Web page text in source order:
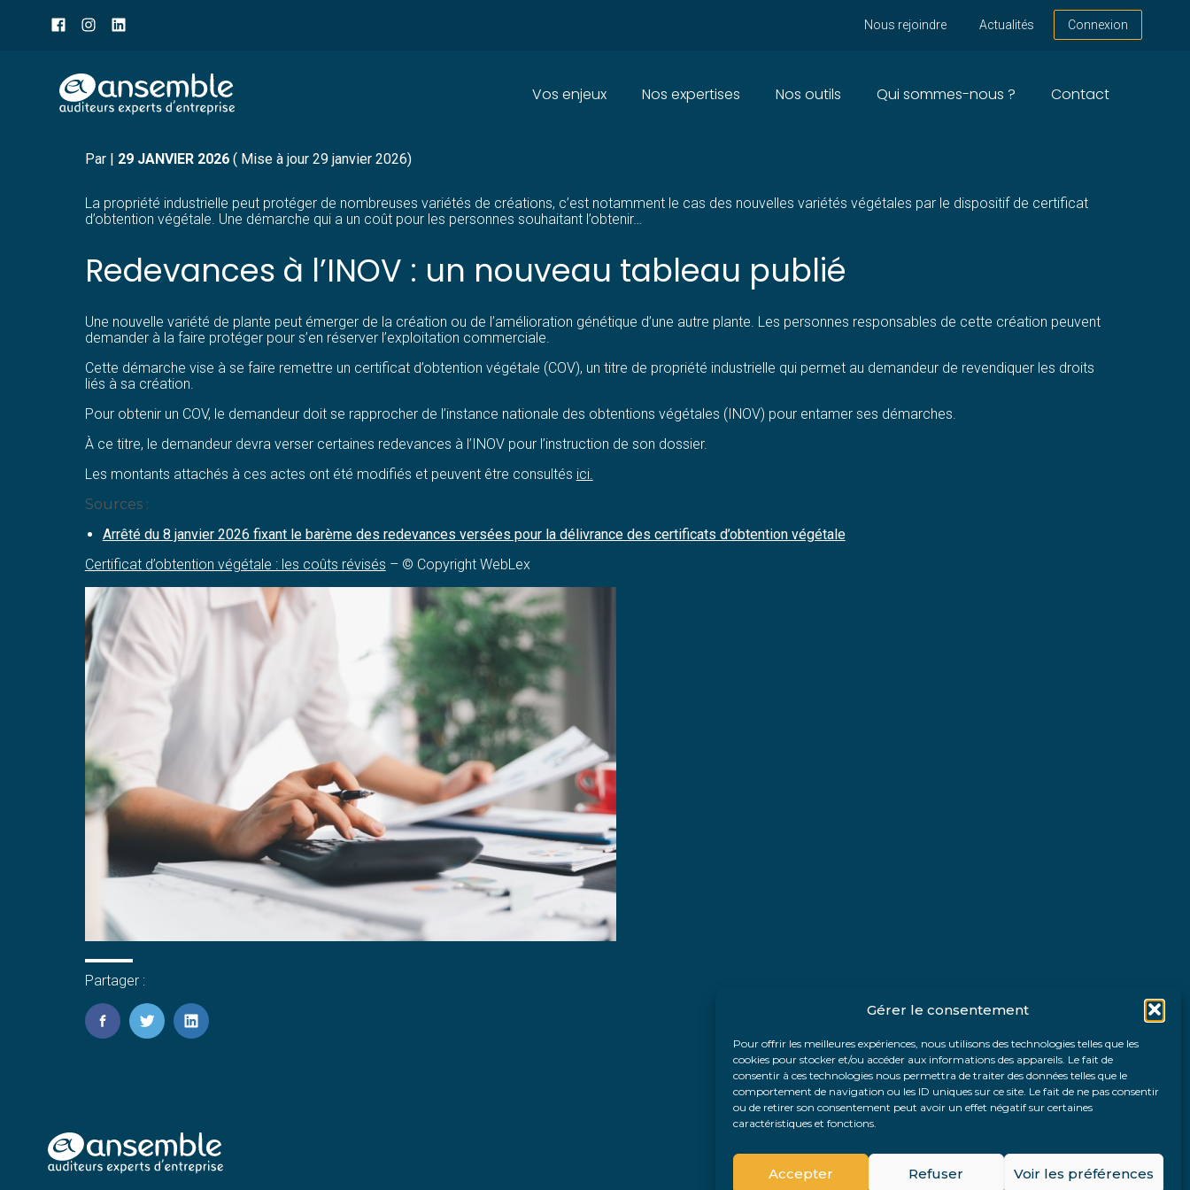
Gérer le consentement
Pour offrir les meilleures expériences, nous utilisons des technologies telles que les
cookies pour stocker et/ou accéder aux informations des appareils. Le fait de
consentir à ces technologies nous permettra de traiter des données telles que le
comportement de navigation ou les ID uniques sur ce site. Le fait de ne pas consentir
ou de retirer son consentement peut avoir un effet négatif sur certaines
caractéristiques et fonctions.
Accepter Refuser Voir les préférences
header
Nous rejoindre Actualités Connexion
Aller
au
Principal
Vos enjeux Nos expertises Nos outils Qui sommes-nous ? Contact
CERTIFICAT D’OBTENTION VÉGÉTALE : LES COÛTS RÉVISÉS
Par | 29 JANVIER 2026( Mise à jour 29 janvier 2026)
La propriété industrielle peut protéger de nombreuses variétés de créations, c’est notamment le cas des nouvelles variétés végétales par le dispositif de certificat
d’obtention végétale. Une démarche qui a un coût pour les personnes souhaitant l’obtenir…
Redevances à l’INOV : un nouveau tableau publié
Une nouvelle variété de plante peut émerger de la création ou de l’amélioration génétique d’une autre plante. Les personnes responsables de cette création peuvent
demander à la faire protéger pour s’en réserver l’exploitation commerciale.
Cette démarche vise à se faire remettre un certificat d’obtention végétale (COV), un titre de propriété industrielle qui permet au demandeur de revendiquer les droits
liés à sa création.
Pour obtenir un COV, le demandeur doit se rapprocher de l’instance nationale des obtentions végétales (INOV) pour entamer ses démarches.
À ce titre, le demandeur devra verser certaines redevances à l’INOV pour l’instruction de son dossier.
Les montants attachés à ces actes ont été modifiés et peuvent être consultés ici.
Sources :
Arrêté du 8 janvier 2026 fixant le barème des redevances versées pour la délivrance des certificats d’obtention végétale
Certificat d’obtention végétale : les coûts révisés – © Copyright WebLex
Partager :
FaceBook
TwitterLinkedIn